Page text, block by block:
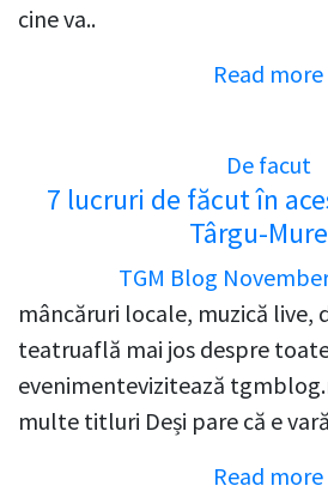
cine va..
Read more
De facut
7 lucruri de făcut în
Târgu-
TGM Blog
mâncăruri locale, muzică live,
teatruaflă mai jos despre
evenimentevizitează
multe titluri Deși pare că e
Read more